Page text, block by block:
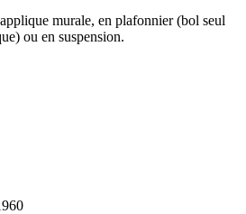
murale, en plafonnier (bol seul
ou en suspension.